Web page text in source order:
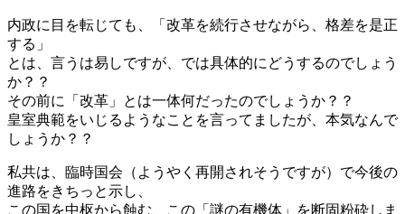
内政に目を転じても、「改革を続行させながら、格差を是正
する」
とは、言うは易しですが、では具体的にどうするのでしょう
か？？
その前に「改革」とは一体何だったのでしょうか？？
皇室典範をいじるようなことを言ってましたが、本気なんで
しょうか？？
私共は、臨時国会（ようやく再開されそうですが）で今後の
進路をきちっと示し、
この国を中枢から蝕む、この「謎の有機体」を断固粉砕しま